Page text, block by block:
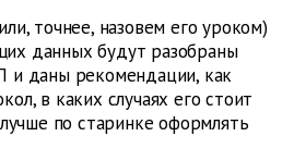
точнее, назовем его уроком)
данных будут разобраны
и даны рекомендации, как
в каких случаях его стоит
по старинке оформлять